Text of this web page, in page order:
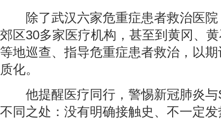
除了武汉六家危重症患者救治医院
郊区30多家医疗机构，甚至到黄冈、
等地巡查、指导危重症患者救治，以
质化。
他提醒医疗同行，警惕新冠肺炎与
不同之处：没有明确接触史、不一定